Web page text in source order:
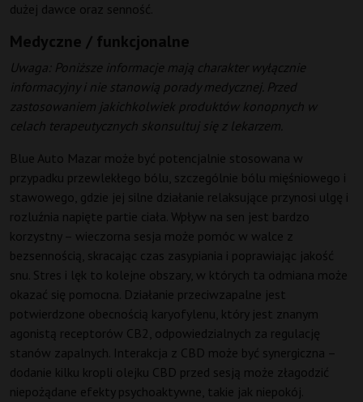
dużej dawce oraz senność.
Medyczne / funkcjonalne
Uwaga: Poniższe informacje mają charakter wyłącznie
informacyjny i nie stanowią porady medycznej. Przed
zastosowaniem jakichkolwiek produktów konopnych w
celach terapeutycznych skonsultuj się z lekarzem.
Blue Auto Mazar może być potencjalnie stosowana w
przypadku przewlekłego bólu, szczególnie bólu mięśniowego i
stawowego, gdzie jej silne działanie relaksujące przynosi ulgę i
rozluźnia napięte partie ciała. Wpływ na sen jest bardzo
korzystny – wieczorna sesja może pomóc w walce z
bezsennością, skracając czas zasypiania i poprawiając jakość
snu. Stres i lęk to kolejne obszary, w których ta odmiana może
okazać się pomocna. Działanie przeciwzapalne jest
potwierdzone obecnością karyofylenu, który jest znanym
agonistą receptorów CB2, odpowiedzialnych za regulację
stanów zapalnych. Interakcja z CBD może być synergiczna –
dodanie kilku kropli olejku CBD przed sesją może złagodzić
niepożądane efekty psychoaktywne, takie jak niepokój.